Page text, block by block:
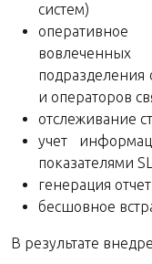
систем)
и операторов
отслеживание
учет
показателями
генерация
бесшовное
В результате